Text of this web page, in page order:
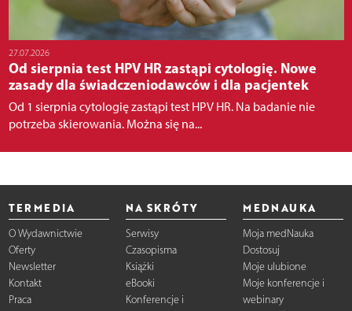
27.07.2026
Od sierpnia test HPV HR zastąpi cytologię. Nowe
zasady dla świadczeniodawców i dla pacjentek
Od 1 sierpnia cytologię zastąpi test HPV HR. Na badanie nie
potrzeba skierowania. Można się na...
TERMEDIA
O Wydawnictwie
Oferty
Newsletter
Kontakt
Praca
NA SKRÓTY
Serwisy
Czasopisma
Książki
eBooki
Konferencje i
MEDNAUKA
Moja medNauka
Dostosuj
Moje ulubione
Moje konferencje i
webinary